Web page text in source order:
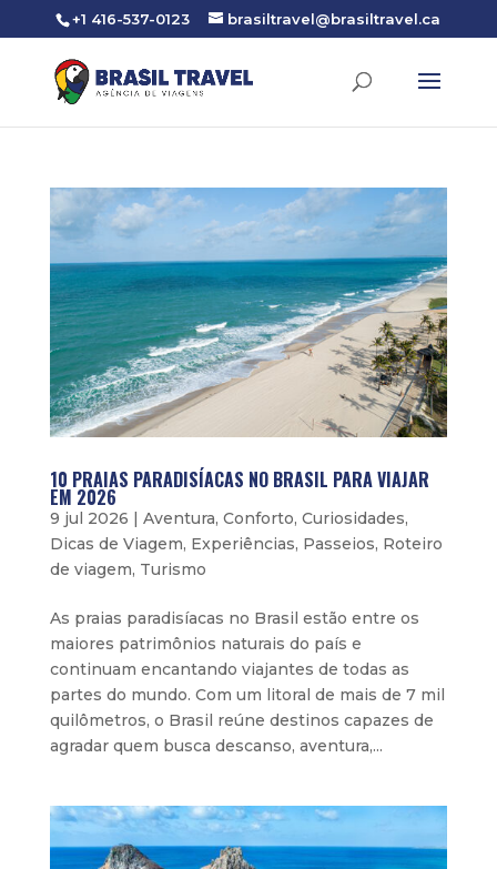
+1 416-537-0123 brasiltravel@brasiltravel.ca
10 PRAIAS PARADISÍACAS NO BRASIL PARA VIAJAR
EM 2026
9 jul 2026 Aventura, Conforto, Curiosidades,
Dicas de Viagem, Experiências, Passeios, Roteiro
de viagem, Turismo
As praias paradisíacas no Brasil estão entre os
maiores patrimônios naturais do país e
continuam encantando viajantes de todas as
partes do mundo. Com um litoral de mais de 7 mil
quilômetros, o Brasil reúne destinos capazes de
agradar quem busca descanso, aventura,...